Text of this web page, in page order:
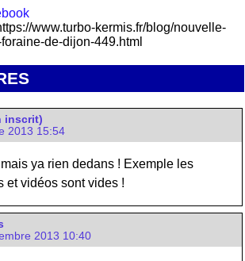
www.turbo-kermis.fr/blog/nouvelle-
de-dijon-449.html
inscrit)
2013 15:54
ya rien dedans ! Exemple les
et vidéos sont vides !
2013 10:40